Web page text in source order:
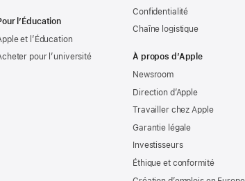
l’Éducation
et l’Éducation
pour l’université
Confidentialité
Chaîne logistique
À propos d’Apple
Newsroom
Direction d’Apple
Travailler chez Apple
Garantie légale
Investisseurs
Éthique et conformité